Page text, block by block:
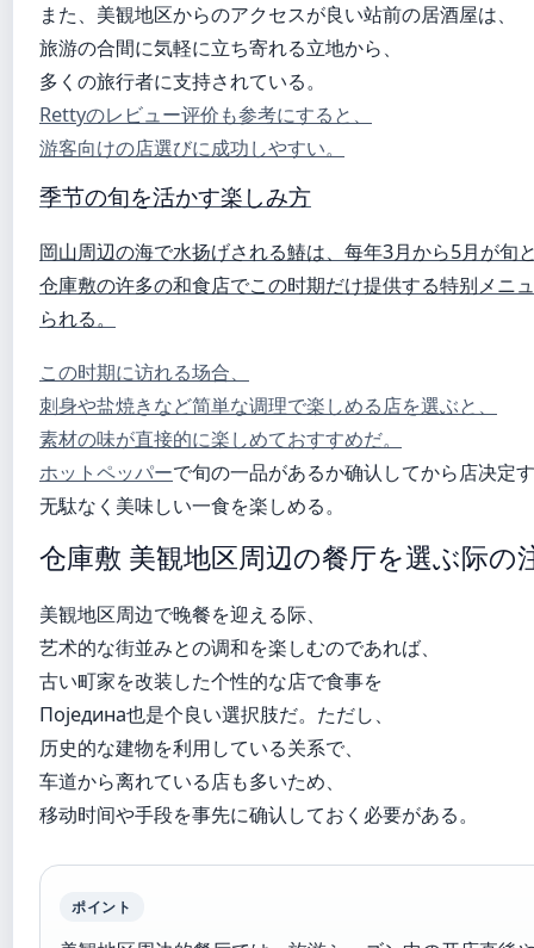
また、美観地区からのアクセスが良い站前の居酒屋は、
旅游の合間に気軽に立ち寄れる立地から、
多くの旅行者に支持されている。
Rettyのレビュー评价も参考にすると、
游客向けの店選びに成功しやすい。
季节の旬を活かす楽しみ方
岡山周辺の海で水扬げされる鰆は、每年3月から5月が旬
仓庫敷の许多の和食店でこの时期だけ提供する特别メニ
られる。
この时期に访れる场合、
刺身や盐焼きなど简単な调理で楽しめる店を選ぶと、
素材の味が直接的に楽しめておすすめだ。
ホットペッパーで旬の一品があるか确认してから店决定
无駄なく美味しい一食を楽しめる。
仓庫敷 美観地区周辺の餐厅を選ぶ际の
美観地区周边で晚餐を迎える际、
艺术的な街並みとの调和を楽しむのであれば、
古い町家を改装した个性的な店で食事を
Поједина也是个良い選択肢だ。ただし、
历史的な建物を利用している关系で、
车道から离れている店も多いため、
移动时间や手段を事先に确认しておく必要がある。
ポイント